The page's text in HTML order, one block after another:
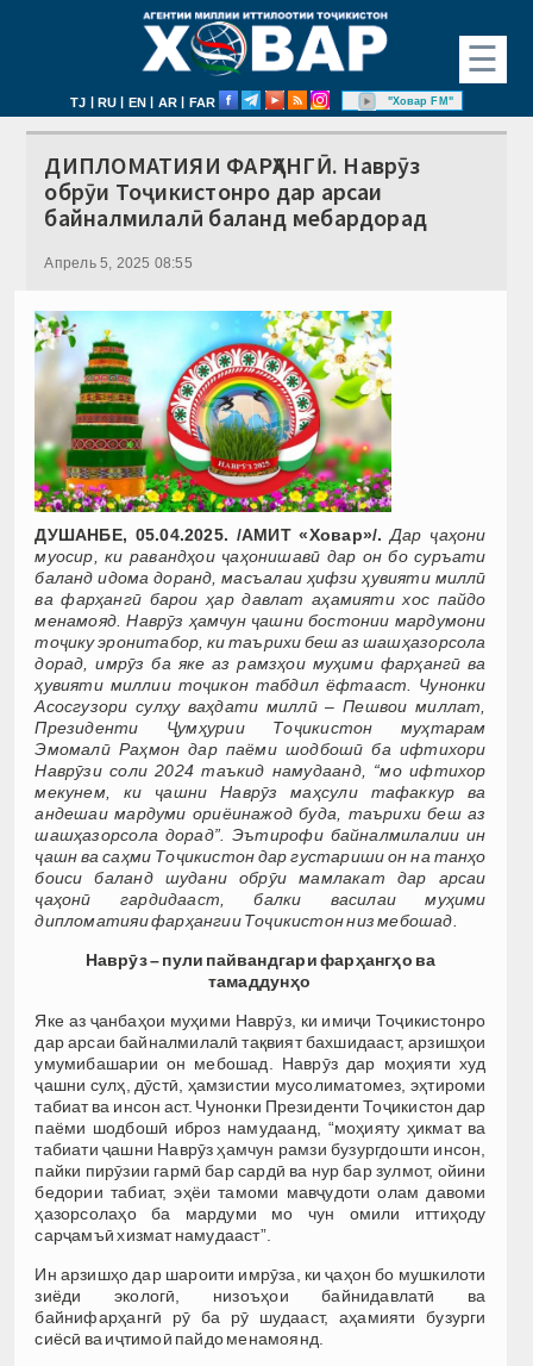
☰
TJ | RU | EN | AR | FAR "Ховар FM"
ДИПЛОМАТИЯИ ФАРҲАНГӢ. Наврӯз
обрӯи Тоҷикистонро дар арсаи
байналмилалӣ баланд мебардорад
Апрель 5, 2025 08:55
ДУШАНБЕ, 05.04.2025. /АМИТ «Ховар»/. Дар ҷаҳони
муосир, ки равандҳои ҷаҳонишавӣ дар он бо суръати
баланд идома доранд, масъалаи ҳифзи ҳувияти миллӣ
ва фарҳангӣ барои ҳар давлат аҳамияти хос пайдо
менамояд. Наврӯз ҳамчун ҷашни бостонии мардумони
тоҷику эронитабор, ки таърихи беш аз шашҳазорсола
дорад, имрӯз ба яке аз рамзҳои муҳими фарҳангӣ ва
ҳувияти миллии тоҷикон табдил ёфтааст. Чунонки
Асосгузори сулҳу ваҳдати миллӣ – Пешвои миллат,
Президенти Ҷумҳурии Тоҷикистон муҳтарам
Эмомалӣ Раҳмон дар паёми шодбошӣ ба ифтихори
Наврӯзи соли 2024 таъкид намудаанд, “мо ифтихор
мекунем, ки ҷашни Наврӯз маҳсули тафаккур ва
андешаи мардуми ориёинажод буда, таърихи беш аз
шашҳазорсола дорад”. Эътирофи байналмилалии ин
ҷашн ва саҳми Тоҷикистон дар густариши он на танҳо
боиси баланд шудани обрӯи мамлакат дар арсаи
ҷаҳонӣ гардидааст, балки василаи муҳими
дипломатияи фарҳангии Тоҷикистон низ мебошад.
Наврӯз – пули пайвандгари фарҳангҳо ва
тамаддунҳо
Яке аз ҷанбаҳои муҳими Наврӯз, ки имиҷи Тоҷикистонро
дар арсаи байналмилалӣ тақвият бахшидааст, арзишҳои
умумибашарии он мебошад. Наврӯз дар моҳияти худ
ҷашни сулҳ, дӯстӣ, ҳамзистии мусолиматомез, эҳтироми
табиат ва инсон аст. Чунонки Президенти Тоҷикистон дар
паёми шодбошӣ иброз намудаанд, “моҳияту ҳикмат ва
табиати ҷашни Наврӯз ҳамчун рамзи бузургдошти инсон,
пайки пирӯзии гармӣ бар сардӣ ва нур бар зулмот, ойини
бедории табиат, эҳёи тамоми мавҷудоти олам давоми
ҳазорсолаҳо ба мардуми мо чун омили иттиҳоду
сарҷамъӣ хизмат намудааст”.
Ин арзишҳо дар шароити имрӯза, ки ҷаҳон бо мушкилоти
зиёди экологӣ, низоъҳои байнидавлатӣ ва
байнифарҳангӣ рӯ ба рӯ шудааст, аҳамияти бузурги
сиёсӣ ва иҷтимоӣ пайдо менамоянд.